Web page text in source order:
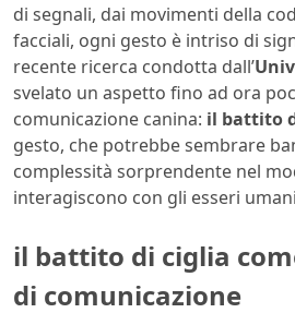
di segnali, dai movimenti della
facciali, ogni gesto è intriso di
recente ricerca condotta dall’
svelato un aspetto fino ad ora
comunicazione canina: il battito
gesto, che potrebbe sembrare
complessità sorprendente nel
interagiscono con gli esseri
il battito di ciglia
di comunicazione